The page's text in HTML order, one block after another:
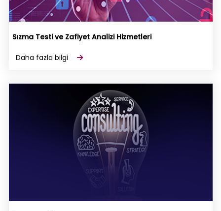
Sızma Testi ve Zafiyet Analizi Hizmetleri
Daha fazla bilgi